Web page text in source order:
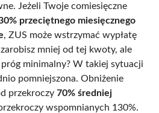
Jeżeli Twoje comiesięczne
przeciętnego miesięcznego
, ZUS może wstrzymać wypłatę
mniej od tej kwoty, ale
minimalny? W takiej sytuacji
pomniejszona. Obniżenie
przekroczy 70% średniej
wspomnianych 130%.